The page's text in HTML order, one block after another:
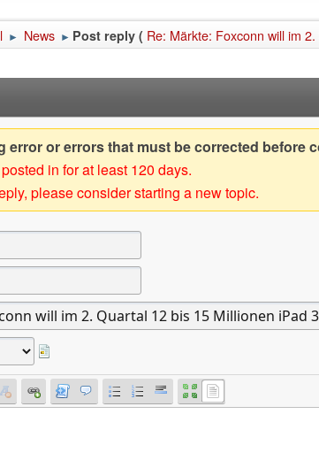
► News ► Post reply ( Re: Märkte: Foxconn will im
error or errors that must be corrected before
in for at least 120 days.
please consider starting a new topic.